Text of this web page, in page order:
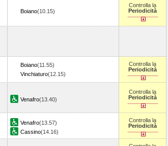
Boiano(10.15)
Controlla la
Periodicità
Boiano(11.55)
Vinchiaturo(12.15)
Controlla la
Periodicità
Venafro(13.40)
Controlla la
Periodicità
Venafro(13.57)
Cassino(14.16)
Controlla la
Periodicità